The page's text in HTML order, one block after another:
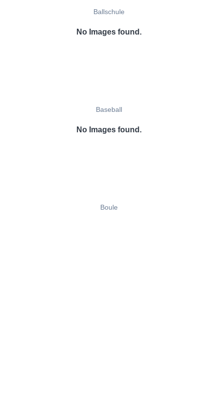
Ballschule
No Images found.
Baseball
No Images found.
Boule